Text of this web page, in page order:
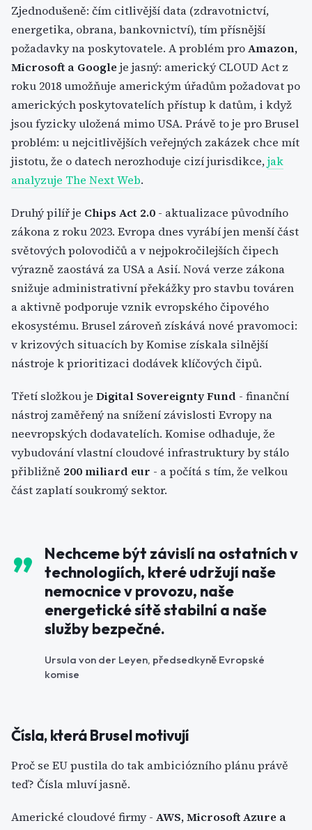
Zjednodušeně: čím citlivější data (zdravotnictví,
energetika, obrana, bankovnictví), tím přísnější
požadavky na poskytovatele. A problém proAmazon,
Microsoft a Google je jasný: americký CLOUD Act z
roku 2018 umožňuje americkým úřadům požadovat po
amerických poskytovatelích přístup k datům, i když
jsou fyzicky uložená mimo USA. Právě to je pro Brusel
problém: u nejcitlivějších veřejných zakázek chce mít
jistotu, že o datech nerozhoduje cizí jurisdikce,jak
analyzuje The Next Web.
Druhý pilíř je Chips Act 2.0 - aktualizace původního
zákona z roku 2023. Evropa dnes vyrábí jen menší část
světových polovodičů a v nejpokročilejších čipech
výrazně zaostává za USA a Asií. Nová verze zákona
snižuje administrativní překážky pro stavbu továren
a aktivně podporuje vznik evropského čipového
ekosystému. Brusel zároveň získává nové pravomoci:
v krizových situacích by Komise získala silnější
nástroje k prioritizaci dodávek klíčových čipů.
Třetí složkou je Digital Sovereignty Fund - finanční
nástroj zaměřený na snížení závislosti Evropy na
neevropských dodavatelích. Komise odhaduje, že
vybudování vlastní cloudové infrastruktury by stálo
přibližně 200 miliard eur - a počítá s tím, že velkou
část zaplatí soukromý sektor.
Nechceme být závislí na ostatních v
technologiích, které udržují naše
nemocnice v provozu, naše
energetické sítě stabilní a naše
služby bezpečné.
Ursula von der Leyen, předsedkyně Evropské
komise
Čísla, která Brusel motivují
Proč se EU pustila do tak ambiciózního plánu právě
teď? Čísla mluví jasně.
Americké cloudové firmy - AWS, Microsoft Azure a